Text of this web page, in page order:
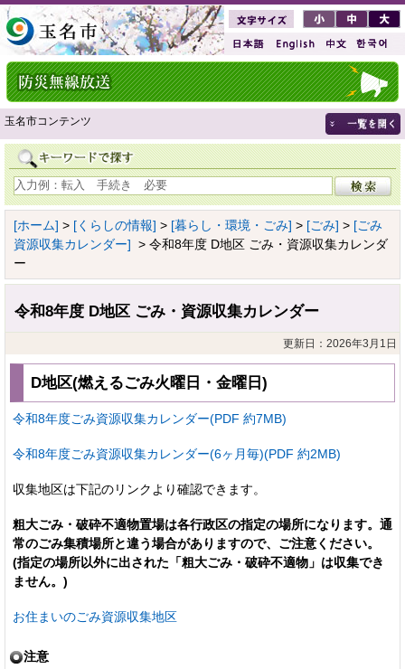
玉名市コンテンツ
[ホーム] > [くらしの情報] > [暮らし・環境・ごみ] > [ごみ] > [ごみ
資源収集カレンダー] > 令和8年度 D地区 ごみ・資源収集カレンダ
ー
令和8年度 D地区 ごみ・資源収集カレンダー
更新日：2026年3月1日
D地区(燃えるごみ火曜日・金曜日)
令和8年度ごみ資源収集カレンダー(PDF 約7MB)
令和8年度ごみ資源収集カレンダー(6ヶ月毎)(PDF 約2MB)
収集地区は下記のリンクより確認できます。
粗大ごみ・破砕不適物置場は各行政区の指定の場所になります。通
常のごみ集積場所と違う場合がありますので、ご注意ください。
(指定の場所以外に出された「粗大ごみ・破砕不適物」は収集でき
ません。)
お住まいのごみ資源収集地区
注意